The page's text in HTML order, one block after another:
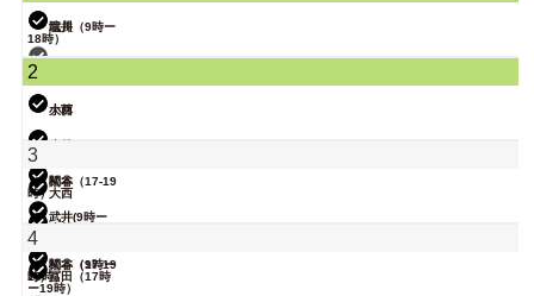
院長
武井
関谷（17-19
時）
塩川（9時ー
18時）
小林
関谷（17-19
時）
2
大西
松本
武井(9時ー
18時)
関谷（17-19
時）
3
大西
松本（9時ー
18時）
4
冨田（17時
ー19時）